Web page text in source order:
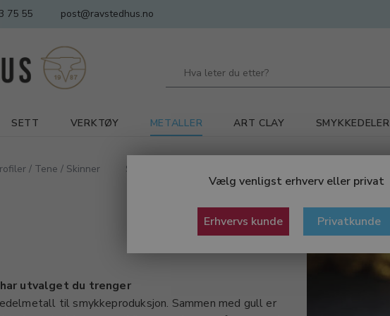
Vælg venligst erhverv eller privat
Erhvervs kunde Privatkunde
75 55 post@ravstedhus.no
SETT VERKTØY METALLER ART CLAY SMYKKEDELER
/ Tene / Skinner Sølvtråd
utvalget du trenger
til smykkeproduksjon. Sammen med gull er